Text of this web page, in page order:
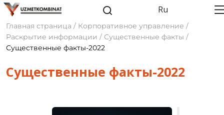
Ru
Главная страница / Корпоративное управление /
Раскрытие информации / Существенные факты /
Существенные факты-2022
Существенные факты-2022